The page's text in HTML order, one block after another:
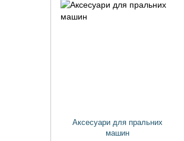
Аксесуари для пральних
машин